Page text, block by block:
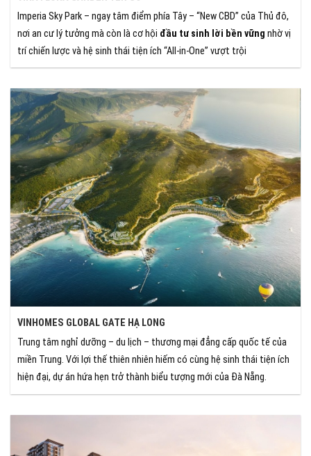
Imperia Sky Park – ngay tâm điểm phía Tây – “New CBD” của Thủ đô,
nơi an cư lý tưởng mà còn là cơ hội đầu tư sinh lời bền vững nhờ vị
trí chiến lược và hệ sinh thái tiện ích “All-in-One” vượt trội
VINHOMES GLOBAL GATE HẠ LONG
Trung tâm nghỉ dưỡng – du lịch – thương mại đẳng cấp quốc tế của
miền Trung. Với lợi thế thiên nhiên hiếm có cùng hệ sinh thái tiện ích
hiện đại, dự án hứa hẹn trở thành biểu tượng mới của Đà Nẵng.